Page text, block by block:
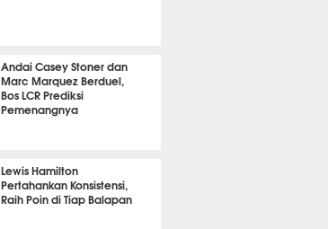
Andai Casey Stoner dan
Marc Marquez Berduel,
Bos LCR Prediksi
Pemenangnya
Lewis Hamilton
Pertahankan Konsistensi,
Raih Poin di Tiap Balapan